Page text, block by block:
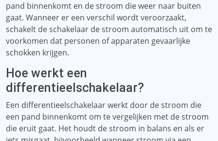
pand binnenkomt en de stroom die weer naar buiten
gaat. Wanneer er een verschil wordt veroorzaakt,
schakelt de schakelaar de stroom automatisch uit om te
voorkomen dat personen of apparaten gevaarlijke
schokken krijgen.
Hoe werkt een
differentieelschakelaar?
Een differentieelschakelaar werkt door de stroom die
een pand binnenkomt om te vergelijken met de stroom
die eruit gaat. Het houdt de stroom in balans en als er